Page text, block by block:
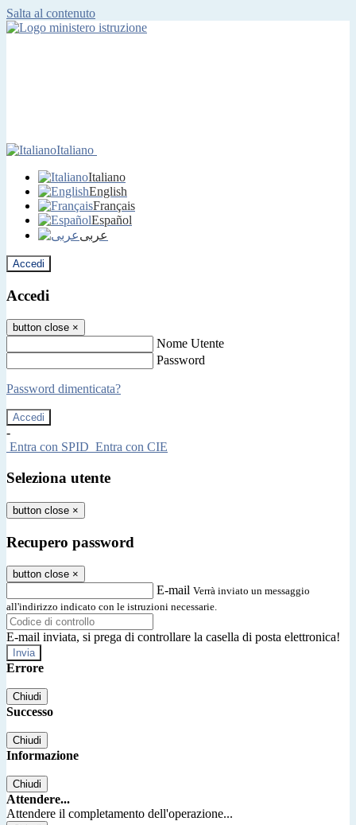
Salta al contenuto
Italiano
Italiano
English
Français
Español
عربى
Accedi
Accedi
button close ×
Nome Utente
Password
Password dimenticata?
-
Entra con SPID Entra con CIE
Seleziona utente
button close ×
Recupero password
button close ×
E-mail Verrà inviato un messaggio
all'indirizzo indicato con le istruzioni necessarie.
E-mail inviata, si prega di controllare la casella di posta elettronica!
Errore
Chiudi
Successo
Chiudi
Informazione
Chiudi
Attendere...
Attendere il completamento dell'operazione...